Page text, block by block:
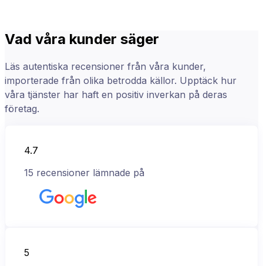
Vad våra kunder säger
Läs autentiska recensioner från våra kunder,
importerade från olika betrodda källor. Upptäck hur
våra tjänster har haft en positiv inverkan på deras
företag.
4.7
15 recensioner lämnade på
5